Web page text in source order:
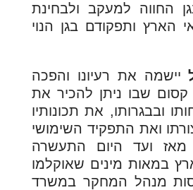
החווה למעקב ולבחינת
הארץ ותפקודם בגן הנוי
יישמה את רעיונו והפכה
שבו ניתן להכיר את
ובבגרותו, את תכונותיו
ואת התפקיד השימושי
מאז ועד היום התעשרה
במאות מינים שאוקלמו
מנהל המחקר במשרד